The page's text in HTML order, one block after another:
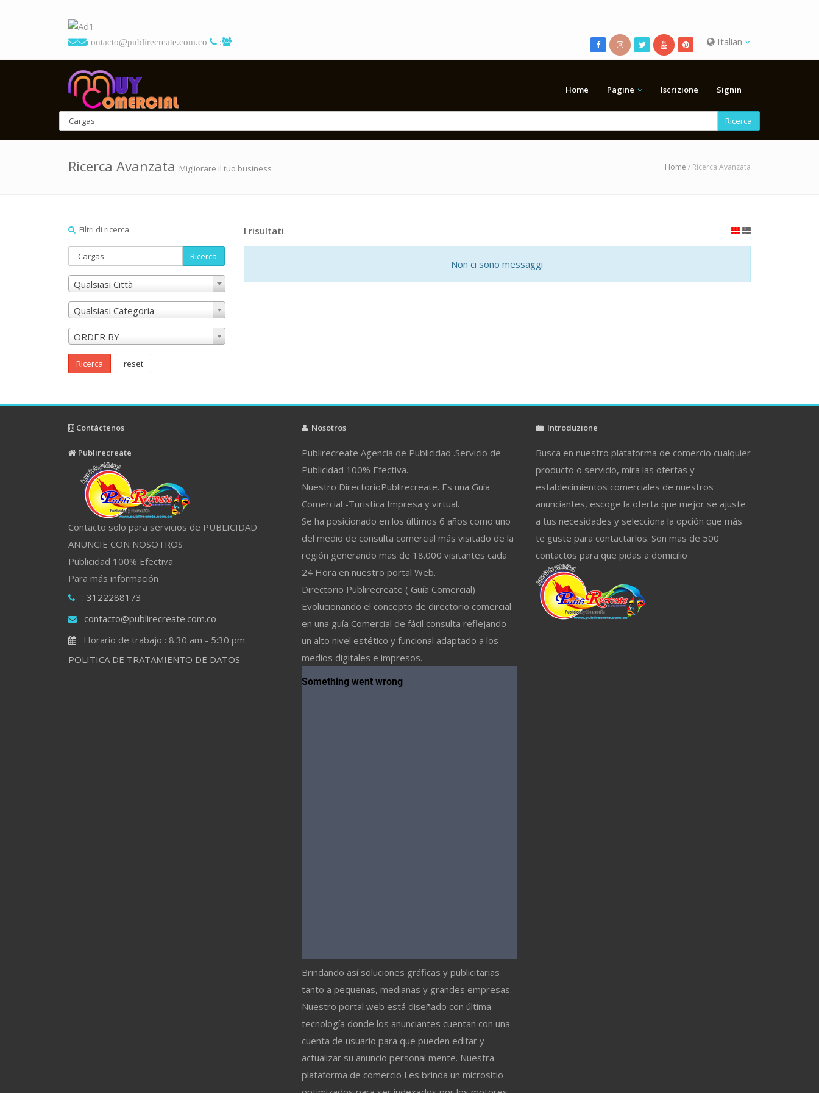
contacto@publirecreate.com.co : Italian
Home Pagine Iscrizione Signin
Ricerca
Ricerca Avanzata Migliorare il tuo business Home / Ricerca Avanzata
Filtri di ricerca
Ricerca
Qualsiasi Città
Qualsiasi Categoria
ORDER BY
Ricerca reset
I risultati
Non ci sono messaggi
Contáctenos
Publirecreate
Contacto solo para servicios de PUBLICIDAD
ANUNCIE CON NOSOTROS
Publicidad 100% Efectiva
Para más información
: 3122288173
contacto@publirecreate.com.co
Horario de trabajo : 8:30 am - 5:30 pm
POLITICA DE TRATAMIENTO DE DATOS
Nosotros
Publirecreate Agencia de Publicidad .Servicio de
Publicidad 100% Efectiva.
Nuestro DirectorioPublirecreate. Es una Guía
Comercial -Turistica Impresa y virtual.
Se ha posicionado en los últimos 6 años como uno
del medio de consulta comercial más visitado de la
región generando mas de 18.000 visitantes cada
24 Hora en nuestro portal Web.
Directorio Publirecreate ( Guía Comercial)
Evolucionando el concepto de directorio comercial
en una guía Comercial de fácil consulta reflejando
un alto nivel estético y funcional adaptado a los
medios digitales e impresos.
Brindando así soluciones gráficas y publicitarias
tanto a pequeñas, medianas y grandes empresas.
Nuestro portal web está diseñado con última
tecnología donde los anunciantes cuentan con una
cuenta de usuario para que pueden editar y
actualizar su anuncio personal mente. Nuestra
plataforma de comercio Les brinda un micrositio
Introduzione
Busca en nuestro plataforma de comercio cualquier
producto o servicio, mira las ofertas y
establecimientos comerciales de nuestros
anunciantes, escoge la oferta que mejor se ajuste
a tus necesidades y selecciona la opción que más
te guste para contactarlos. Son mas de 500
contactos para que pidas a domicilio